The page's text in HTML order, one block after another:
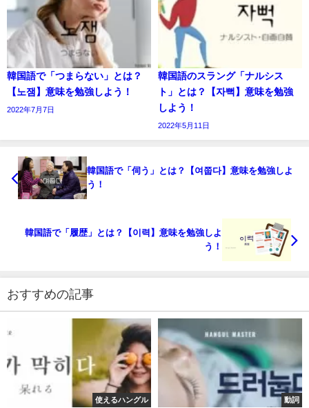
韓国語で「つまらない」とは？
【노잼】意味を勉強しよう！
2022年7月7日
韓国語のスラング「ナルシス
ト」とは？【자뻑】意味を勉強
しよう！
2022年5月11日
韓国語で「伺う」とは？【여쭙다】意味を勉強しよ
う！
韓国語で「履歴」とは？【이력】意味を勉強しよ
う！
おすすめの記事
使えるハングル 動詞